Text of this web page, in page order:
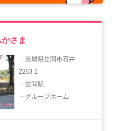
者の声
勤怠
絡先一覧
報保護方針
さま
・茨城県笠間市石井
2253-1
・笠間駅
・グループホーム